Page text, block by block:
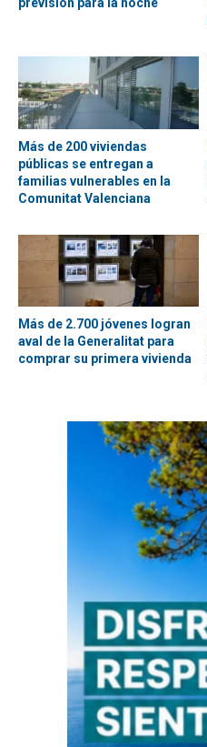
Más de 200 viviendas
públicas se entregan a
familias vulnerables en la
Comunitat Valenciana
Más de 2.700 jóvenes logran
aval de la Generalitat para
comprar su primera vivienda